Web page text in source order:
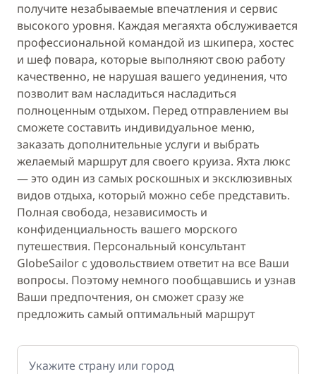
получите незабываемые впечатления и сервис
высокого уровня. Каждая мегаяхта обслуживается
профессиональной командой из шкипера, хостес
и шеф повара, которые выполняют свою работу
качественно, не нарушая вашего уединения, что
позволит вам насладиться насладиться
полноценным отдыхом. Перед отправлением вы
сможете составить индивидуальное меню,
заказать дополнительные услуги и выбрать
желаемый маршрут для своего круиза. Яхта люкс
— это один из самых роскошных и эксклюзивных
видов отдыха, который можно себе представить.
Полная свобода, независимость и
конфиденциальность вашего морского
путешествия. Персональный консультант
GlobeSailor с удовольствием ответит на все Ваши
вопросы. Поэтому немного пообщавшись и узнав
Ваши предпочтения, он сможет сразу же
предложить самый оптимальный маршрут
Укажите страну или город